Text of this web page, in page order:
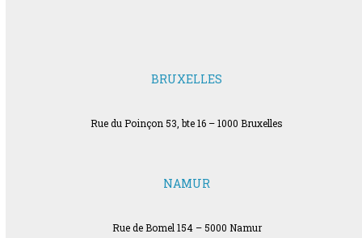
BRUXELLES
Rue du Poinçon 53, bte 16 – 1000 Bruxelles
NAMUR
Rue de Bomel 154 – 5000 Namur